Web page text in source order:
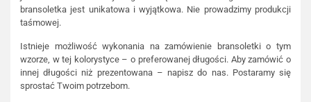
bransoletka jest unikatowa i wyjątkowa. Nie prowadzimy produkcji
taśmowej.
Istnieje możliwość wykonania na zamówienie bransoletki o tym
wzorze, w tej kolorystyce – o preferowanej długości. Aby zamówić o
innej długości niż prezentowana – napisz do nas. Postaramy się
sprostać Twoim potrzebom.